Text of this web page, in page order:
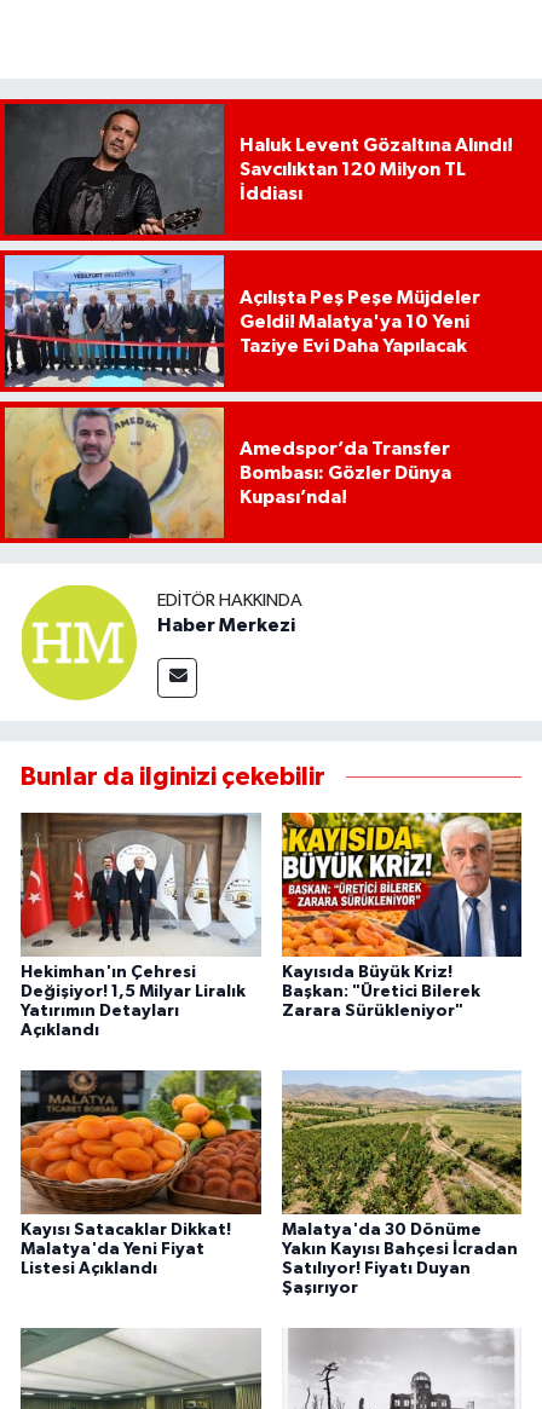
Haluk Levent Gözaltına Alındı!
Savcılıktan 120 Milyon TL
İddiası
Açılışta Peş Peşe Müjdeler
Geldi! Malatya'ya 10 Yeni
Taziye Evi Daha Yapılacak
Amedspor’da Transfer
Bombası: Gözler Dünya
Kupası’nda!
EDITÖR HAKKINDA
Haber Merkezi
Bunlar da ilginizi çekebilir
Hekimhan'ın Çehresi
Değişiyor! 1,5 Milyar Liralık
Yatırımın Detayları
Açıklandı
Kayısıda Büyük Kriz!
Başkan: "Üretici Bilerek
Zarara Sürükleniyor"
Kayısı Satacaklar Dikkat!
Malatya'da Yeni Fiyat
Listesi Açıklandı
Malatya'da 30 Dönüme
Yakın Kayısı Bahçesi İcradan
Satılıyor! Fiyatı Duyan
Şaşırıyor